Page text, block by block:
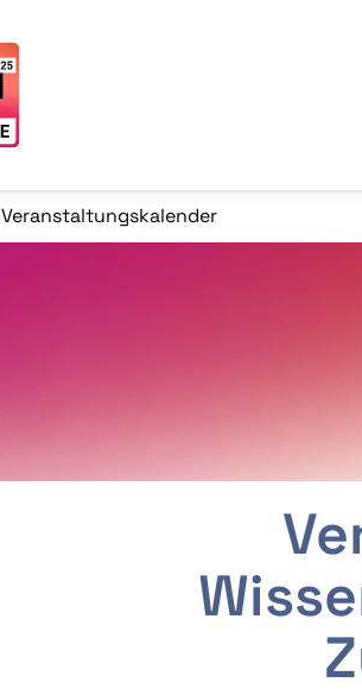
Veranstaltungskalender